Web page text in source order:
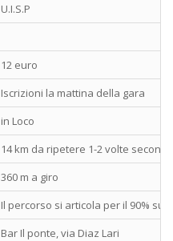
U.I.S.P
12 euro
Iscrizioni la mattina della gara
in Loco
14 km da ripetere 1-2 volte
360 m a giro
Il percorso si articola per il 90%
Bar Il ponte, via Diaz Lari